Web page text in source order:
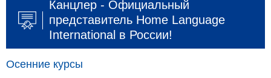
Канцлер - Официальный
представитель Home Language
International в России!
Осенние курсы